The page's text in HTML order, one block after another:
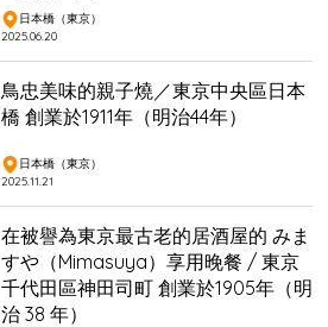
日本橋（東京）
2025.06.20
鳥忠美味的親子燒／東京中央區日本
橋 創業於1911年（明治44年）
日本橋（東京）
2025.11.21
在被譽為東京最古老的居酒屋的 みま
すや（Mimasuya）享用晚餐 / 東京
千代田區神田司町 創業於1905年（明
治 38 年）